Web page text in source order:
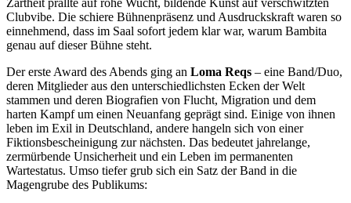
Clubvibe. Die schiere Bühnenpräsenz und Ausdruckskraft waren so
einnehmend, dass im Saal sofort jedem klar war, warum Bambita
genau auf dieser Bühne steht.
Der erste Award des Abends ging an Loma Reqs – eine Band/Duo,
deren Mitglieder aus den unterschiedlichsten Ecken der Welt
stammen und deren Biografien von Flucht, Migration und dem
harten Kampf um einen Neuanfang geprägt sind. Einige von ihnen
leben im Exil in Deutschland, andere hangeln sich von einer
Fiktionsbescheinigung zur nächsten. Das bedeutet jahrelange,
zermürbende Unsicherheit und ein Leben im permanenten
Wartestatus. Umso tiefer grub sich ein Satz der Band in die
Magengrube des Publikums: